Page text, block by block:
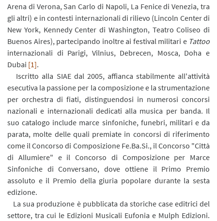
Arena di Verona, San Carlo di Napoli, La Fenice di Venezia, tra
gli altri) e in contesti internazionali di rilievo (Lincoln Center di
New York, Kennedy Center di Washington, Teatro Coliseo di
Buenos Aires), partecipando inoltre ai festival militari e Tattoo
internazionali di Parigi, Vilnius, Debrecen, Mosca, Doha e
Dubai [1].
Iscritto alla SIAE dal 2005, affianca stabilmente all'attività
esecutiva la passione per la composizione e la strumentazione
per orchestra di fiati, distinguendosi in numerosi concorsi
nazionali e internazionali dedicati alla musica per banda. Il
suo catalogo include marce sinfoniche, funebri, militari e da
parata, molte delle quali premiate in concorsi di riferimento
come il Concorso di Composizione Fe.Ba.Si., il Concorso "Città
di Allumiere" e il Concorso di Composizione per Marce
Sinfoniche di Conversano, dove ottiene il Primo Premio
assoluto e il Premio della giuria popolare durante la sesta
edizione.
La sua produzione è pubblicata da storiche case editrici del
settore, tra cui le Edizioni Musicali Eufonia e Mulph Edizioni.